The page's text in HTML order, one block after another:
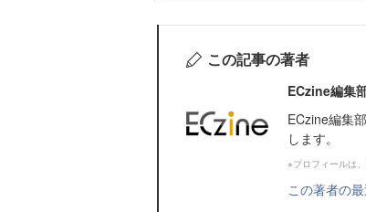
この記事の著者
ECzine編集
ECzine編集
します。
※プロフィールは
この著者の